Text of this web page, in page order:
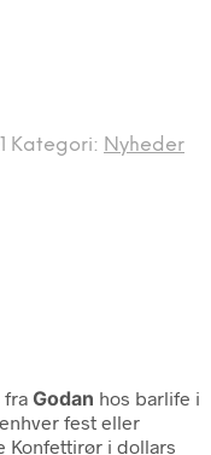
Kategori: Nyheder
fra Godan hos barlife i
fest eller
Konfettirør i dollars